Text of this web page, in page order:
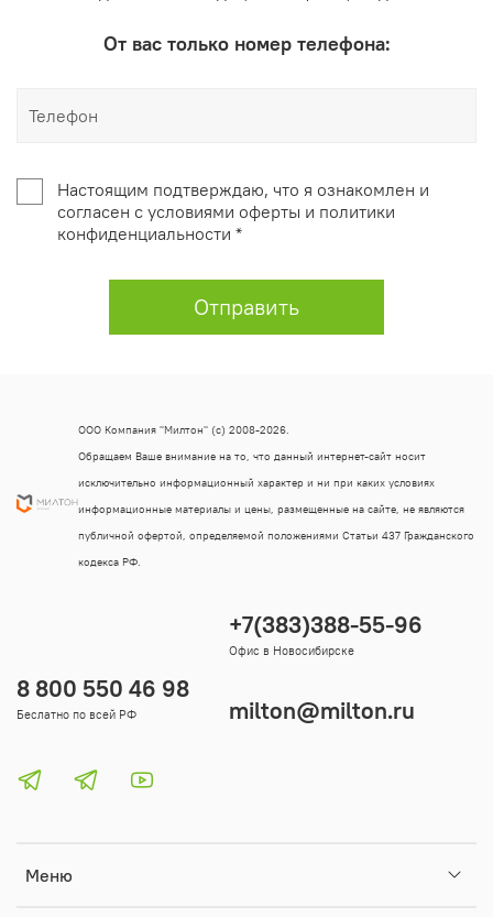
От вас только номер телефона:
Настоящим подтверждаю, что я ознакомлен и
согласен с условиями оферты и политики
конфиденциальности *
Отправить
Меню
8 800 550 46 98
Беслатно по всей РФ
+7(383)388-55-96
Офис в Новосибирске
milton@milton.ru
ООО Компания "Милтон" (с) 2008-2026.
Обращаем Ваше внимание на то, что данный интернет-сайт носит
исключительно информационный характер и ни при каких условиях
информационные материалы и цены, размещенные на сайте, не являются
публичной офертой, определяемой положениями Статьи 437 Гражданского
кодекса РФ.